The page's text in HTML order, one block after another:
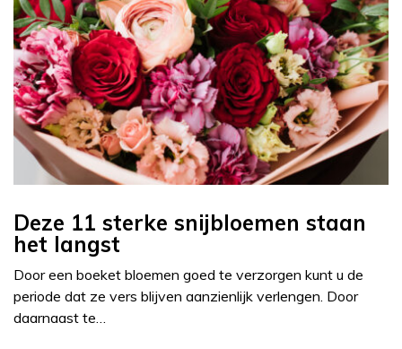
Deze 11 sterke snijbloemen staan
het langst
Door een boeket bloemen goed te verzorgen kunt u de
periode dat ze vers blijven aanzienlijk verlengen. Door
daarnaast te…